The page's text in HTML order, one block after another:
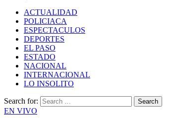
ACTUALIDAD
POLICIACA
ESPECTACULOS
DEPORTES
EL PASO
ESTADO
NACIONAL
INTERNACIONAL
LO INSOLITO
Search for:
EN VIVO